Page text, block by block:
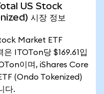
US Stock
시장 정보
Market ETF
ITOTon당 $169.61입
이며, iShares Core
(Ondo Tokenized)
다.